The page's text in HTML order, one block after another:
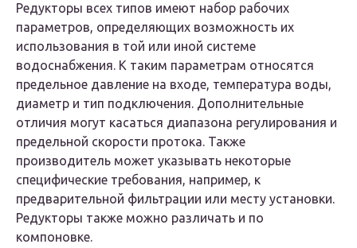
Редукторы всех типов имеют набор рабочих
параметров, определяющих возможность их
использования в той или иной системе
водоснабжения. К таким параметрам относятся
предельное давление на входе, температура воды,
диаметр и тип подключения. Дополнительные
отличия могут касаться диапазона регулирования и
предельной скорости протока. Также
производитель может указывать некоторые
специфические требования, например, к
предварительной фильтрации или месту установки.
Редукторы также можно различать и по
компоновке.